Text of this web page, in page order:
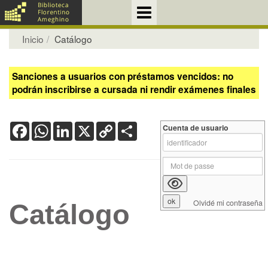
Inicio Catálogo
Sanciones a usuarios con préstamos vencidos: no
podrán inscribirse a cursada ni rendir exámenes finales
FacebookWhatsApp
LinkedIn
X Copy
Link
Catálogo
Cuenta de usuario
Olvidé mi contraseña